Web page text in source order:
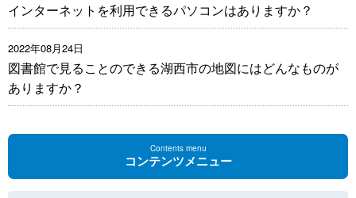
インターネットを利用できるパソコンはありますか？
2022年08月24日
図書館で見ることのできる湖西市の地図にはどんなものが
ありますか？
Contents menu
コンテンツメニュー